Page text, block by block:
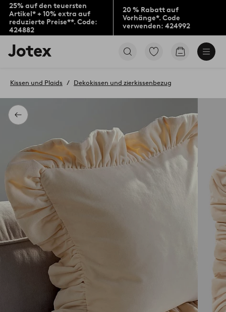
25% auf den teuersten
Artikel* + 10% extra auf
reduzierte Preise**. Code:
424882
20 % Rabatt auf
Vorhänge*. Code
verwenden: 424992
Jotex-
Logo
Startseite
Zu
Favoriten
Produkten
Zum
Zurück
Kissen und Plaids Dekokissen und zierkissenbezug